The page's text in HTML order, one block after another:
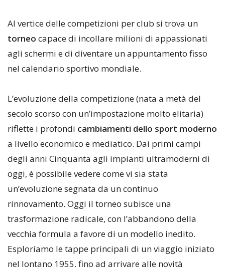
Al vertice delle competizioni per club si trova un
torneo capace di incollare milioni di appassionati
agli schermi e di diventare un appuntamento fisso
nel calendario sportivo mondiale.
​L’evoluzione della competizione (nata a metà del
secolo scorso con un’impostazione molto elitaria)
riflette i profondi cambiamenti dello sport moderno
a livello economico e mediatico. Dai primi campi
degli anni Cinquanta agli impianti ultramoderni di
oggi, è possibile vedere come vi sia stata
un’evoluzione segnata da un continuo
rinnovamento. Oggi il torneo subisce una
trasformazione radicale, con l’abbandono della
vecchia formula a favore di un modello inedito.
Esploriamo le tappe principali di un viaggio iniziato
nel lontano 1955, fino ad arrivare alle novità